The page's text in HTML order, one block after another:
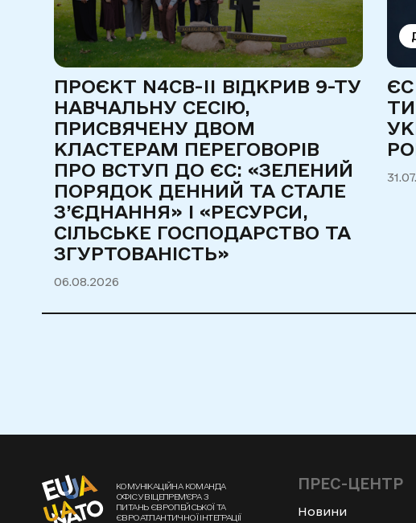
ПРОЄКТ N4CB-II ВІДКРИВ 9-ТУ
НАВЧАЛЬНУ СЕСІЮ,
ПРИСВЯЧЕНУ ДВОМ
КЛАСТЕРАМ ПЕРЕГОВОРІВ
ПРО ВСТУП ДО ЄС: «ЗЕЛЕНИЙ
ПОРЯДОК ДЕННИЙ ТА СТАЛЕ
З’ЄДНАННЯ» І «РЕСУРСИ,
СІЛЬСЬКЕ ГОСПОДАРСТВО ТА
ЗГУРТОВАНІСТЬ»
06.08.2026
КОМУНІКАЦІЙНА КОМАНДА
ОФІСУ ВІЦЕПРЕМ'ЄРА З
ПИТАНЬ ЄВРОПЕЙСЬКОЇ ТА
ЄВРОАТЛАНТИЧНОЇ ІНТЕГРАЦІЇ
ПРЕС-ЦЕНТР
Новини